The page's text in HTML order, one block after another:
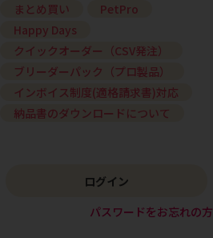
まとめ買い
PetPro
Happy Days
クイックオーダー（CSV発注）
ブリーダーパック（プロ製品）
インボイス制度(適格請求書)対応
納品書のダウンロードについて
ログイン
パスワードをお忘れの方